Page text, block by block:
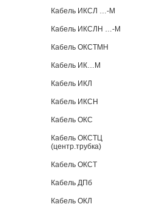
Кабель ИКСЛ …-М
Кабель ИКСЛН …-М
Кабель ОКСТМН
Кабель ИК…М
Кабель ИКЛ
Кабель ИКСН
Кабель ОКС
Кабель ОКСТЦ
(центр.трубка)
Кабель ОКСТ
Кабель ДПб
Кабель ОКЛ